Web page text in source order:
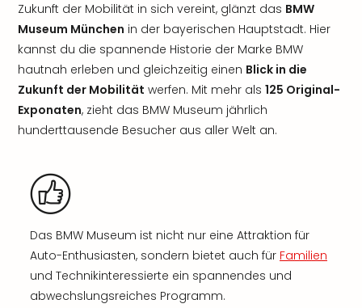
Zukunft der Mobilität in sich vereint, glänzt das BMW
Museum München in der bayerischen Hauptstadt. Hier
kannst du die spannende Historie der Marke BMW
hautnah erleben und gleichzeitig einen Blick in die
Zukunft der Mobilität werfen. Mit mehr als 125 Original-
Exponaten, zieht das BMW Museum jährlich
hunderttausende Besucher aus aller Welt an.
Das BMW Museum ist nicht nur eine Attraktion für
Auto-Enthusiasten, sondern bietet auch für Familien
und Technikinteressierte ein spannendes und
abwechslungsreiches Programm.